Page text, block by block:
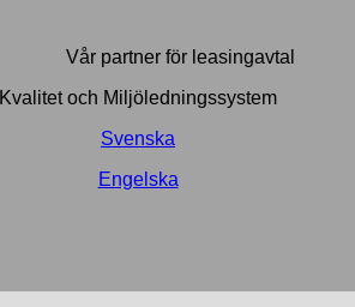
Vår partner för leasingavtal
Kvalitet och Miljöledningssystem
Svenska
Engelska